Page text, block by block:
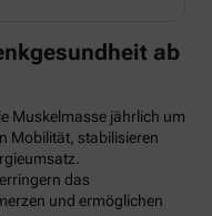
ab
Muskelmasse jährlich um
Mobilität, stabilisieren
das
und ermöglichen